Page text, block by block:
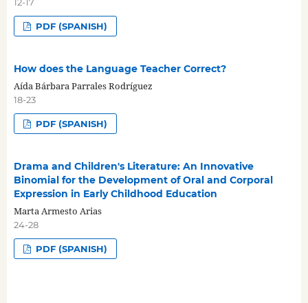
PDF (SPANISH)
How does the Language Teacher Correct?
Aída Bárbara Parrales Rodríguez
18-23
PDF (SPANISH)
Drama and Children's Literature: An Innovative
Binomial for the Development of Oral and Corporal
Expression in Early Childhood Education
Marta Armesto Arias
24-28
PDF (SPANISH)